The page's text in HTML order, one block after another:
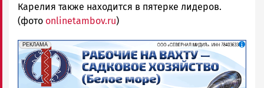
Карелия также находится в пятерке лидеров.
(фото onlinetambov.ru)
erid: 2SDnjf467GP
РЕКЛАМА
Реклама